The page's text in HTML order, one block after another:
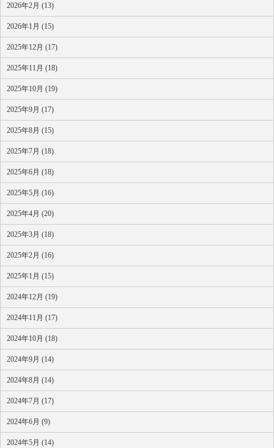
2026年2月 (13)
2026年1月 (15)
2025年12月 (17)
2025年11月 (18)
2025年10月 (19)
2025年9月 (17)
2025年8月 (15)
2025年7月 (18)
2025年6月 (18)
2025年5月 (16)
2025年4月 (20)
2025年3月 (18)
2025年2月 (16)
2025年1月 (15)
2024年12月 (19)
2024年11月 (17)
2024年10月 (18)
2024年9月 (14)
2024年8月 (14)
2024年7月 (17)
2024年6月 (9)
2024年5月 (14)